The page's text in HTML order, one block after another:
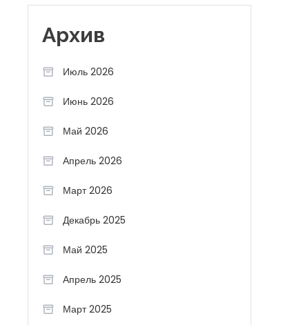
Архив
Июль 2026
Июнь 2026
Май 2026
Апрель 2026
Март 2026
Декабрь 2025
Май 2025
Апрель 2025
Март 2025